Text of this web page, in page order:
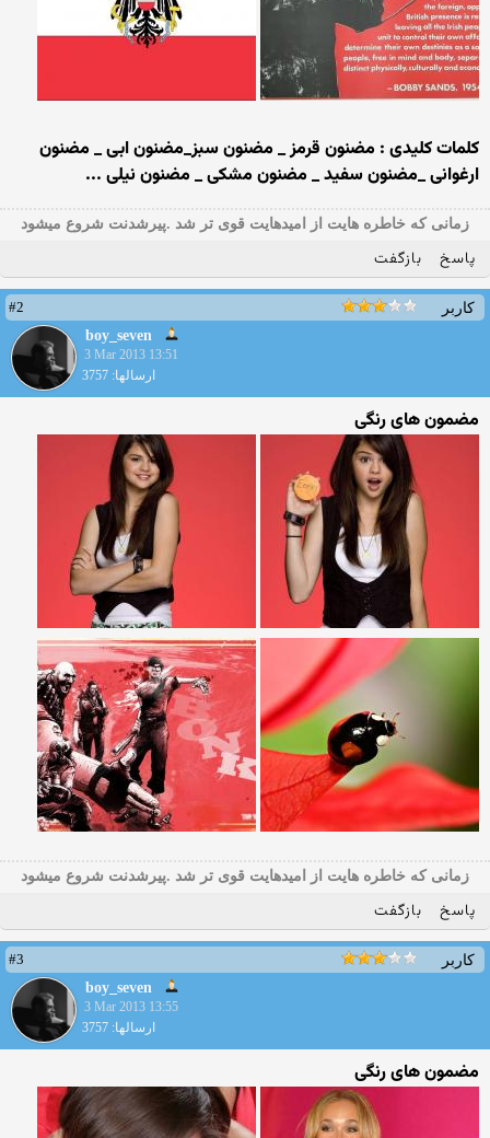
کلمات کلیدی : مضنون قرمز _ مضنون سبز_مضنون ابی _ مضنون
ارغوانی _مضنون سفید _ مضنون مشکی _ مضنون نیلی ...
زمانی که خاطره هایت از امیدهایت قوی تر شد .پیرشدنت شروع میشود
پاسخ بازگفت
کاربر
#2
boy_seven
3 Mar 2013 13:51
ارسالها: 3757
مضمون های رنگی
زمانی که خاطره هایت از امیدهایت قوی تر شد .پیرشدنت شروع میشود
پاسخ بازگفت
کاربر
#3
boy_seven
3 Mar 2013 13:55
ارسالها: 3757
مضمون های رنگی